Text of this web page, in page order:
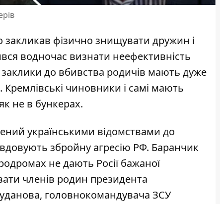
закликав фізично знищувати дружин і
водночас визнати неефективність
заклики до вбивства родичів мають дуже
чиновники і самі мають
не в бункерах.
українськими відомствами до
збройну агресію РФ. Баранчик
не дають Росії бажаної
членів родин президента
головнокомандувача ЗСУ